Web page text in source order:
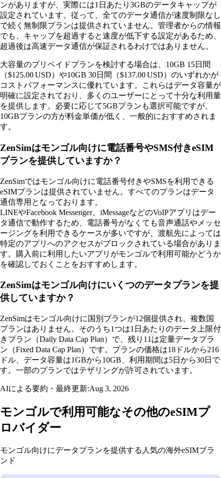
ンがありますが、実際には1日あたり3GBのデータキャップが
設定されています。従って、全てのデータ通信が速度制限なし
で続く無制限プランは提供されていません。管理者からの情報
でも、キャップを超過すると速度が低下する設定があるため、
超過後は高速データ通信が保証されるわけではありません。
大容量のプリペイドプランを検討する場合は、10GB 15日間
（$125.00 USD）や10GB 30日間（$137.00 USD）のいずれかが
コストパフォーマンスに優れています。これらはデータ容量が
明確に設定されており、多くのユーザーにとって十分な利用量
を提供します。必要に応じて5GBプランも選択可能ですが、
10GBプランの方が料金単価が低く、一般的におすすめされま
す。
ZenSimはモンゴル向けに電話番号やSMS付きeSIM
プランを提供していますか？
ZenSimではモンゴル向けに電話番号付きやSMSを利用できる
eSIMプランは提供されていません。すべてのプランはデータ
通信専用となっております。
LINEやFacebook Messenger、iMessageなどのVoIPアプリはデー
タ通信で動作するため、電話番号がなくても音声通話やメッセ
ージングを利用できるケースが多いですが、渡航先によっては
特定のアプリへのアクセスがブロックされている場合がありま
す。購入前に利用したいアプリがモンゴルで利用可能かどうか
を確認しておくことをおすすめします。
ZenSimはモンゴル向けにいくつのデータプランを提
供していますか？
ZenSimはモンゴル向けに国別プランが12個提供され、複数国
プランはありません。そのうち1つは1日あたりのデータ上限付
きプラン（Daily Data Cap Plan）で、残り11は定量データプラ
ン（Fixed Data Cap Plan）です。プランの価格は18ドルから216
ドル、データ容量は1GBから10GB、利用期間は5日から30日で
す。一部のプランではテザリングが許可されています。
AIによる要約・最終更新:Aug 3, 2026
モンゴルで利用可能なその他のeSIMプ
ロバイダー
モンゴル向けにデータプランを提供する人気の海外eSIMブラ
ンド